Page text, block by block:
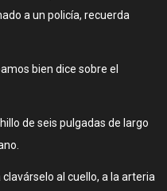
a un policía, recuerda
bien dice sobre el
de seis pulgadas de largo
al cuello, a la arteria